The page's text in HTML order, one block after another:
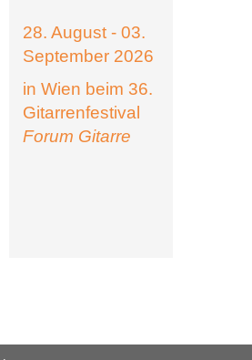
28. August - 03.
September 2026
in Wien beim 36.
Gitarrenfestival
Forum Gitarre